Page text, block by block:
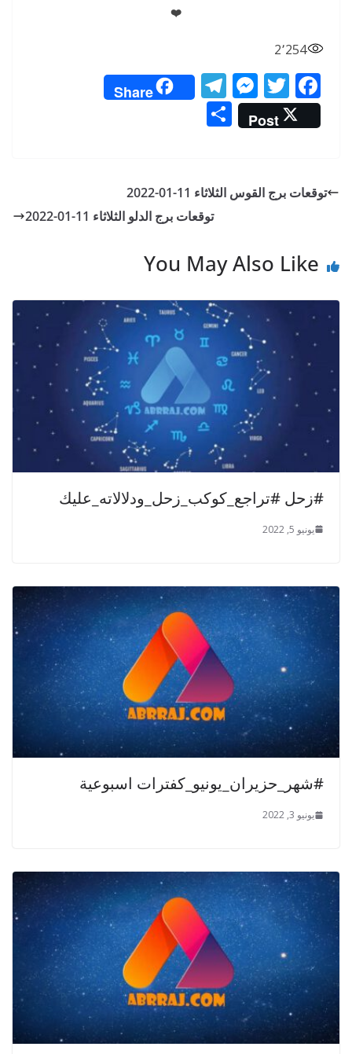
❤️
2٬254
F
ac
e
o
T
w
itt
M
e
ss
n
g
T
el
a
m
Share
Post
e
توقعات برج القوس الثلاثاء 11-01-2022
توقعات برج الدلو الثلاثاء 11-01-2022
You May Also Like
#زحل #تراجع_كوكب_زحل_ودلالاته_عليك
يونيو 5, 2022
#شهر_حزيران_يونيو_كفترات اسبوعية
يونيو 3, 2022